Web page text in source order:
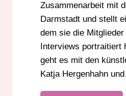
Zusammenarbeit mit
Darmstadt und stellt
dem sie die Mitglieder
Interviews portraitiert
geht es mit den
Katja Hergenhahn